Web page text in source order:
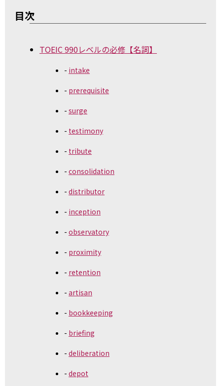
目次
TOEIC 990レベルの必修【名詞】
intake
prerequisite
surge
testimony
tribute
consolidation
distributor
inception
observatory
proximity
retention
artisan
bookkeeping
briefing
deliberation
depot